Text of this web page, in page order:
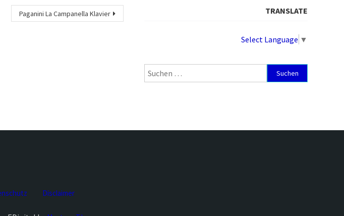
Paganini La Campanella Klavier TRANSLATE
Select Language ▼
Suchen
nach:
Disclaimer